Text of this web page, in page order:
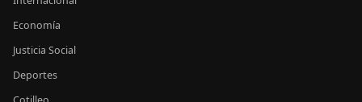
Economía
Justicia Social
Deportes